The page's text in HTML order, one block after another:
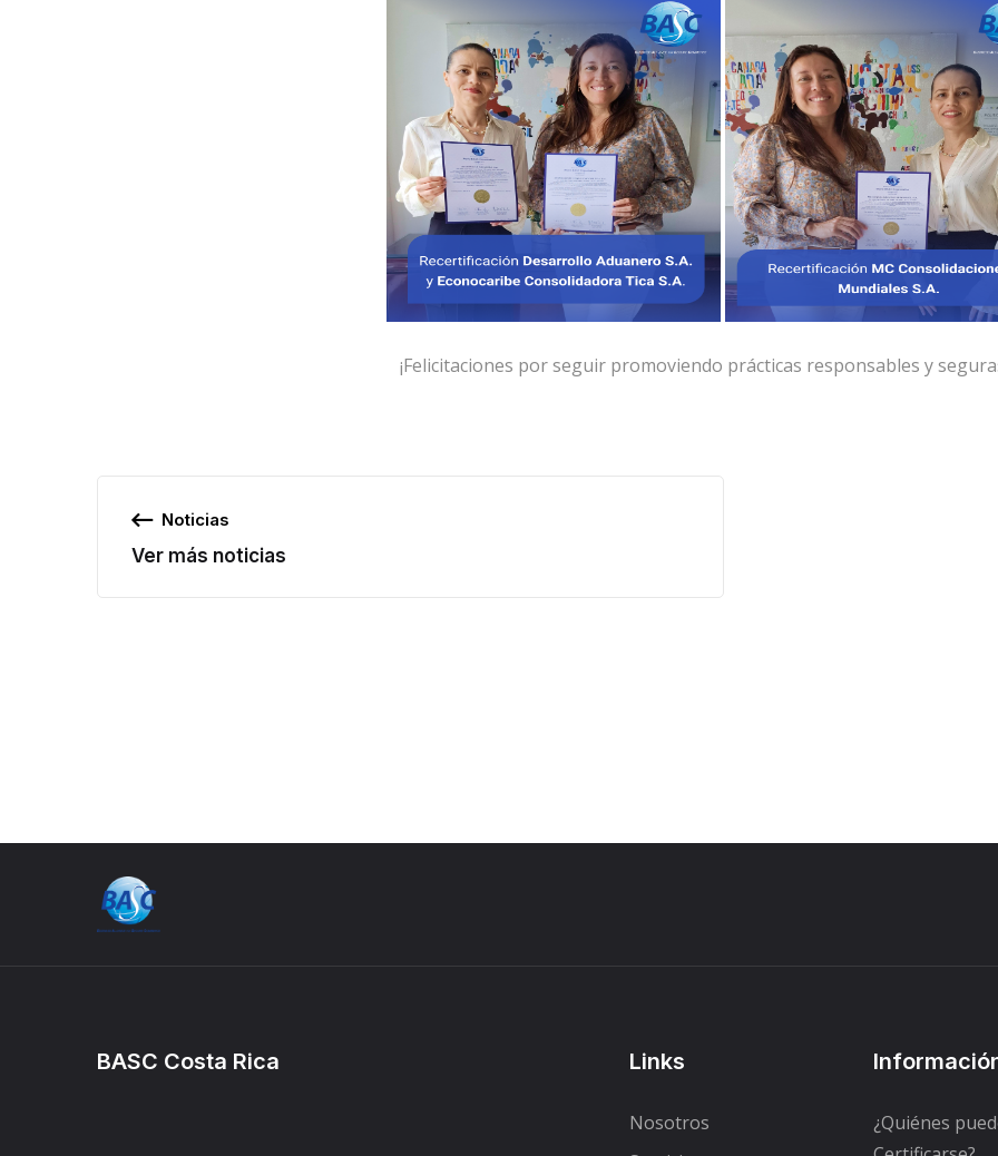
¡Felicitaciones por seguir promoviendo prácticas responsables y
Noticias
Ver más noticias
BASC Costa Rica Links
Nosotros
¿Quiénes